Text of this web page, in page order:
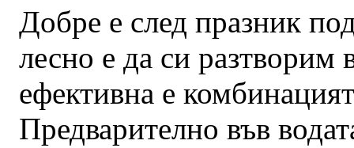
Добре е след празник
лесно е да си разтворим
ефективна е
Предварително във